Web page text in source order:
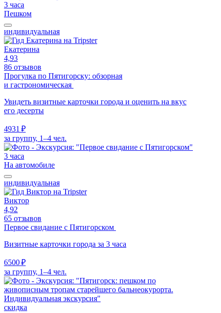
3 часа
Пешком
индивидуальная
Екатерина
4,93
86 отзывов
Прогулка по Пятигорску: обзорная
и гастрономическая
Увидеть визитные карточки города и оценить на вкус
его десерты
4931 ₽
за группу, 1–4 чел.
3 часа
На автомобиле
индивидуальная
Виктор
4,92
65 отзывов
Первое свидание с Пятигорском
Визитные карточки города за 3 часа
6500 ₽
за группу, 1–4 чел.
скидка